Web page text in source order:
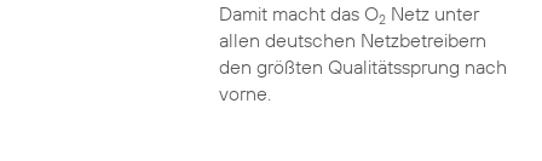
Damit macht das O2Netz unter
allen deutschen Netzbetreibern
den größten Qualitätssprung nach
vorne.